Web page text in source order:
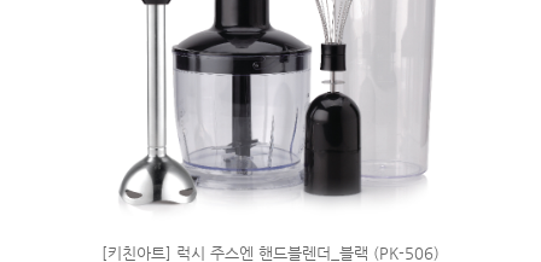
[키친아트] 럭시 주스엔 핸드블렌더_블랙 (PK-506)